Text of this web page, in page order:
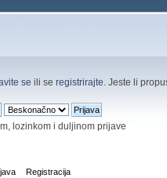
se ili se registrirajte . Jeste li
lozinkom i duljinom prijave
Registracija